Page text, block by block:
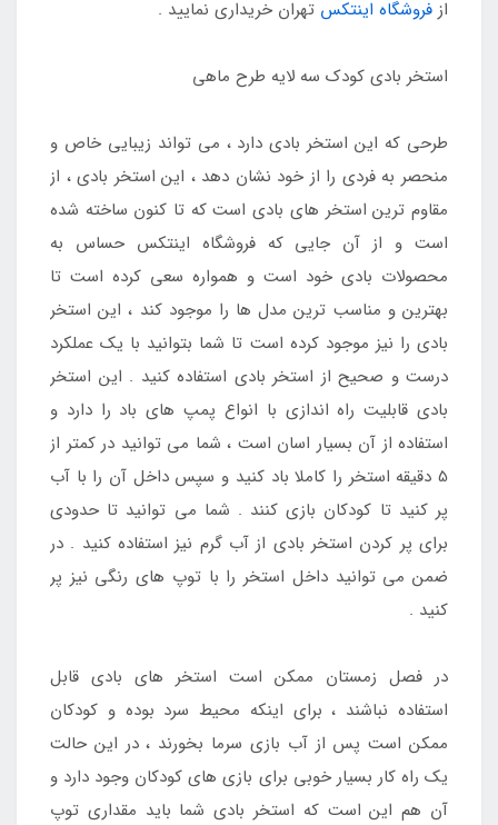
از فروشگاه اینتکس تهران خریداری نمایید .
استخر بادی کودک سه لایه طرح ماهی
طرحی که این استخر بادی دارد ، می تواند زیبایی خاص و
منحصر به فردی را از خود نشان دهد ، این استخر بادی ، از
مقاوم ترین استخر های بادی است که تا کنون ساخته شده
است و از آن جایی که فروشگاه اینتکس حساس به
محصولات بادی خود است و همواره سعی کرده است تا
بهترین و مناسب ترین مدل ها را موجود کند ، این استخر
بادی را نیز موجود کرده است تا شما بتوانید با یک عملکرد
درست و صحیح از استخر بادی استفاده کنید . این استخر
بادی قابلیت راه اندازی با انواع پمپ های باد را دارد و
استفاده از آن بسیار اسان است ، شما می توانید در کمتر از
5 دقیقه استخر را کاملا باد کنید و سپس داخل آن را با آب
پر کنید تا کودکان بازی کنند . شما می توانید تا حدودی
برای پر کردن استخر بادی از آب گرم نیز استفاده کنید . در
ضمن می توانید داخل استخر را با توپ های رنگی نیز پر
کنید .
در فصل زمستان ممکن است استخر های بادی قابل
استفاده نباشند ، برای اینکه محیط سرد بوده و کودکان
ممکن است پس از آب بازی سرما بخورند ، در این حالت
یک راه کار بسیار خوبی برای بازی های کودکان وجود دارد و
آن هم این است که استخر بادی شما باید مقداری توپ